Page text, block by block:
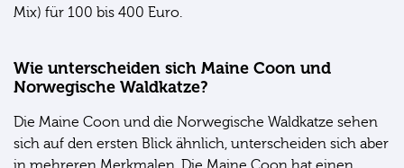
Mix) für 100 bis 400 Euro.
Wie unterscheiden sich Maine Coon und
Norwegische Waldkatze?
Die Maine Coon und die Norwegische Waldkatze sehen
sich auf den ersten Blick ähnlich, unterscheiden sich aber